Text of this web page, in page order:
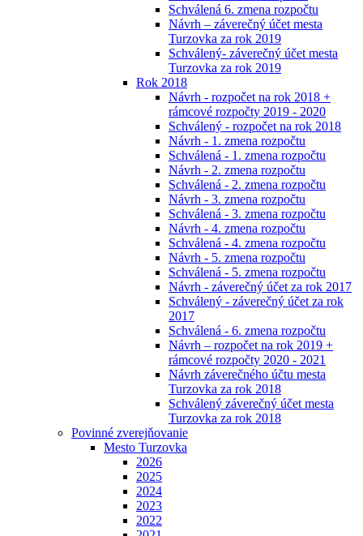
Schválená 6. zmena rozpočtu
Návrh – záverečný účet mesta
Turzovka za rok 2019
Schválený- záverečný účet mesta
Turzovka za rok 2019
Rok 2018
Návrh - rozpočet na rok 2018 +
rámcové rozpočty 2019 - 2020
Schválený - rozpočet na rok 2018
Návrh - 1. zmena rozpočtu
Schválená - 1. zmena rozpočtu
Návrh - 2. zmena rozpočtu
Schválená - 2. zmena rozpočtu
Návrh - 3. zmena rozpočtu
Schválená - 3. zmena rozpočtu
Návrh - 4. zmena rozpočtu
Schválená - 4. zmena rozpočtu
Návrh - 5. zmena rozpočtu
Schválená - 5. zmena rozpočtu
Návrh - záverečný účet za rok 2017
Schválený - záverečný účet za rok
2017
Schválená - 6. zmena rozpočtu
Návrh – rozpočet na rok 2019 +
rámcové rozpočty 2020 - 2021
Návrh záverečného účtu mesta
Turzovka za rok 2018
Schválený záverečný účet mesta
Turzovka za rok 2018
Povinné zverejňovanie
Mesto Turzovka
2026
2025
2024
2023
2022